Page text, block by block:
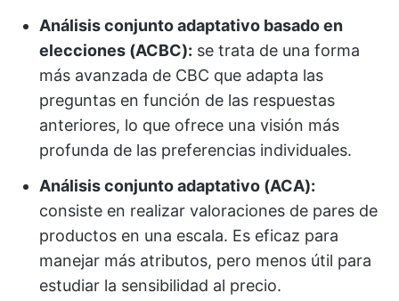
Análisis conjunto adaptativo basado en
elecciones (ACBC): se trata de una forma
más avanzada de CBC que adapta las
preguntas en función de las respuestas
anteriores, lo que ofrece una visión más
profunda de las preferencias individuales.
Análisis conjunto adaptativo (ACA):
consiste en realizar valoraciones de pares de
productos en una escala. Es eficaz para
manejar más atributos, pero menos útil para
estudiar la sensibilidad al precio.